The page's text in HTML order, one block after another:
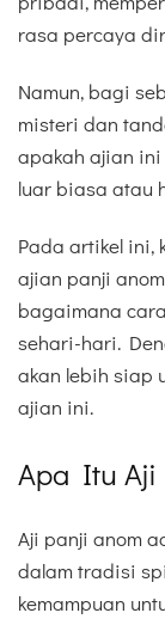
rasa percaya
Namun, bagi
misteri dan
apakah ajian
luar biasa atau
Pada artikel ini,
ajian panji
bagaimana
sehari-hari.
akan lebih siap
ajian ini.
Apa Itu Aji
Aji panji anom
dalam tradisi
kemampuan